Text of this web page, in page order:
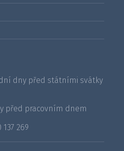
dny před státními svátky
před pracovním dnem
137 269